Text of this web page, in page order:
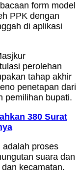
form model
PPK dengan
di aplikasi
perolehan
tahap akhir
penetapan dari
pemilihan bupati.
380 Surat
adalah proses
suara dan
kecamatan.